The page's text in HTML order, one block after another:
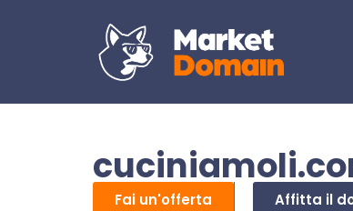
Fai un'offerta Affitta il